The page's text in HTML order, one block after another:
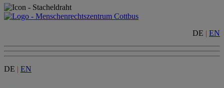
DE | EN
DE | EN